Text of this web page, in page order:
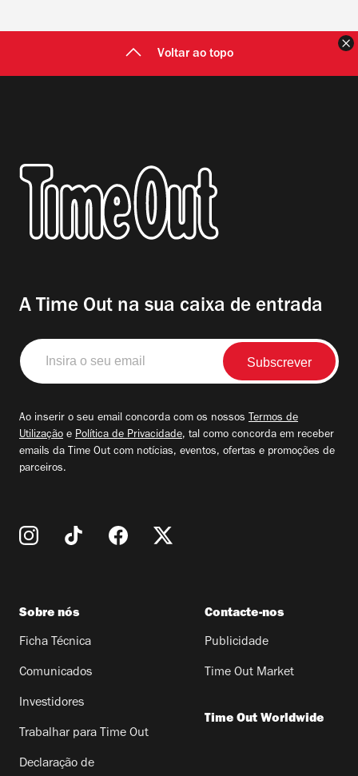
Voltar ao topo
A Time Out na sua caixa de entrada
Insira
o
seu
Ao inserir o seu email concorda com os nossos Termos de
Utilização e Política de Privacidade, tal como concorda em receber
emails da Time Out com notícias, eventos, ofertas e promoções de
parceiros.
Sobre nós
Ficha Técnica
Comunicados
Investidores
Trabalhar para Time Out
Declaração de
Contacte-nos
Publicidade
Time Out Market
Time Out Worldwide